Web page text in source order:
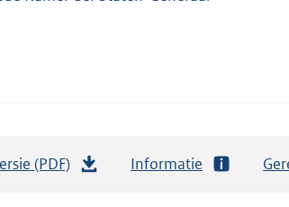
(PDF) Informatie